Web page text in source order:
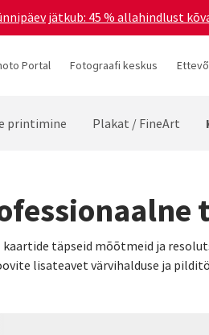
jätkub: 45 % allahindlust
Portal Fotograafi keskus
printimine Plakat / FineArt
täpseid mõõtmeid ja
lisateavet värvihalduse ja